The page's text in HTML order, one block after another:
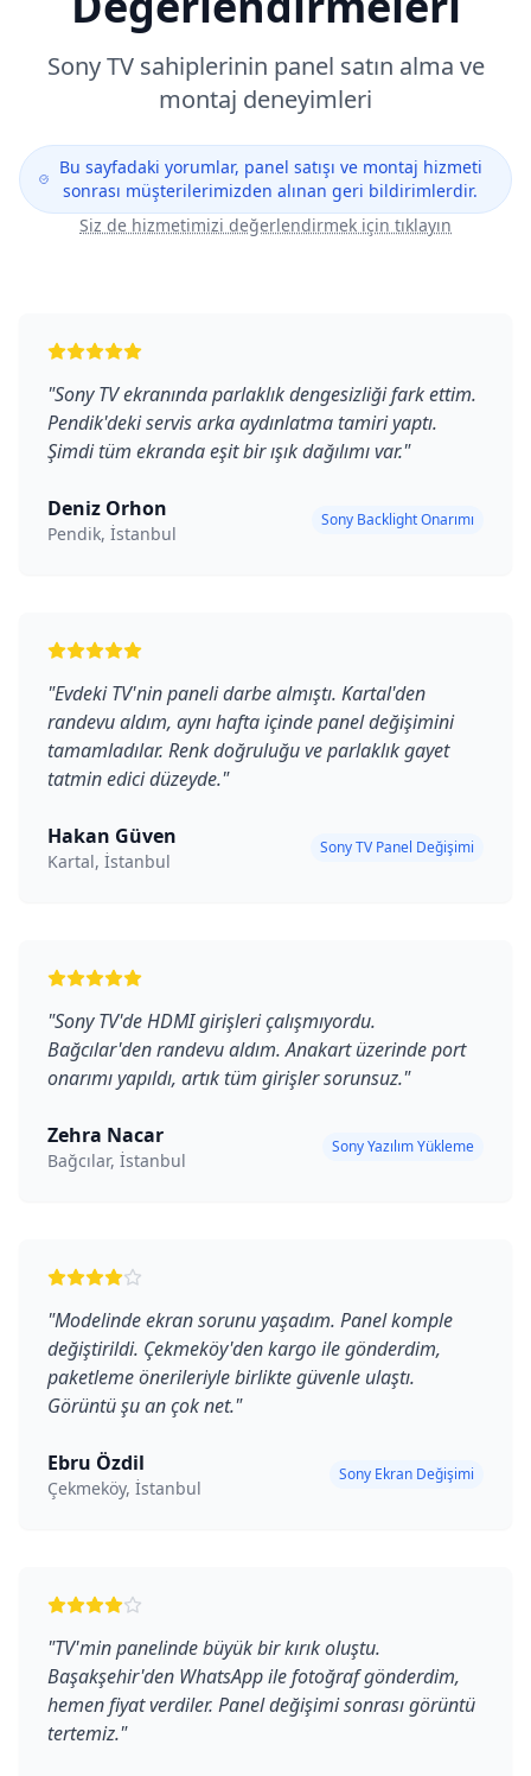
SonyTV sahiplerinin panel satın alma ve
montaj deneyimleri
Bu sayfadaki yorumlar, panel satışı ve montaj hizmeti
sonrası müşterilerimizden alınan geri bildirimlerdir.
Siz de hizmetimizi değerlendirmek için tıklayın
"Sony TV ekranında parlaklık dengesizliği fark ettim.
Pendik'deki servis arka aydınlatma tamiri yaptı.
Şimdi tüm ekranda eşit bir ışık dağılımı var."
Deniz Orhon
Pendik, İstanbul
Sony Backlight Onarımı
"Evdeki TV'nin paneli darbe almıştı. Kartal'den
randevu aldım, aynı hafta içinde panel değişimini
tamamladılar. Renk doğruluğu ve parlaklık gayet
tatmin edici düzeyde."
Hakan Güven
Kartal, İstanbul
Sony TV Panel Değişimi
"Sony TV'de HDMI girişleri çalışmıyordu.
Bağcılar'den randevu aldım. Anakart üzerinde port
onarımı yapıldı, artık tüm girişler sorunsuz."
Zehra Nacar
Bağcılar, İstanbul
Sony Yazılım Yükleme
"Modelinde ekran sorunu yaşadım. Panel komple
değiştirildi. Çekmeköy'den kargo ile gönderdim,
paketleme önerileriyle birlikte güvenle ulaştı.
Görüntü şu an çok net."
Ebru Özdil
Çekmeköy, İstanbul
Sony Ekran Değişimi
"TV'min panelinde büyük bir kırık oluştu.
Başakşehir'den WhatsApp ile fotoğraf gönderdim,
hemen fiyat verdiler. Panel değişimi sonrası görüntü
tertemiz."